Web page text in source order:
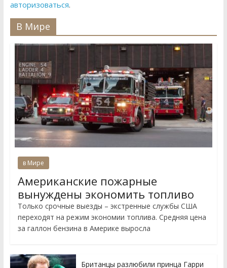
авторизоваться.
В Мире
в Мире
Американские пожарные
вынуждены экономить топливо
Только срочные выезды – экстренные службы США
переходят на режим экономии топлива. Средняя цена
за галлон бензина в Америке выросла
Британцы разлюбили принца Гарри